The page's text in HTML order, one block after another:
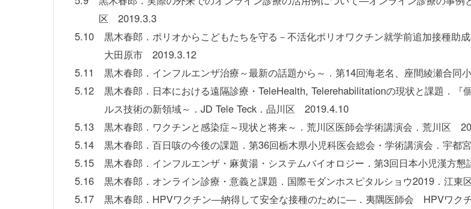
区 2019.3.3
5.10
黒木春郎．ポリオからこどもたちを守る－不活化ポリオワクチン就学前追加接種助
大田原市 2019.3.12
5.11
黒木春郎．インフルエンザ治療～最新の話題から～．第14回海老名、座間綾瀬合
5.12
黒木春郎．日本における遠隔診療・TeleHealth, Telerehabilitationの現状と課題．
ルス技術の新領域～．JD Tele Teck．品川区 2019.4.10
5.13
黒木春郎．ワクチンと感染症～現状と将来～．荒川区医師会学術講演会．荒川区
5.14
黒木春郎．百日咳の今後の課題．第36回栃木県小児科医会総会・学術講演会．宇
5.15
黒木春郎．インフルエンザ・麻黄湯・システムバイオロジー．第3回日本小児漢方
5.16
黒木春郎．オンライン診療・意義と課題．国際モダンホスピタルショウ2019．江
5.17
黒木春郎．HPVワクチン―納得して安全な接種のために―．夷隅医師会 HPVワク